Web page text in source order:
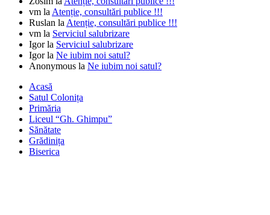
vm la Atenție, consultări publice !!!
Ruslan la Atenție, consultări publice !!!
vm la Serviciul salubrizare
Igorla Serviciul salubrizare
Igorla Ne iubim noi satul?
Anonymous la Ne iubim noi satul?
Acasă
Satul Colonița
Primăria
Liceul “Gh. Ghimpu”
Sănătate
Grădinița
Biserica